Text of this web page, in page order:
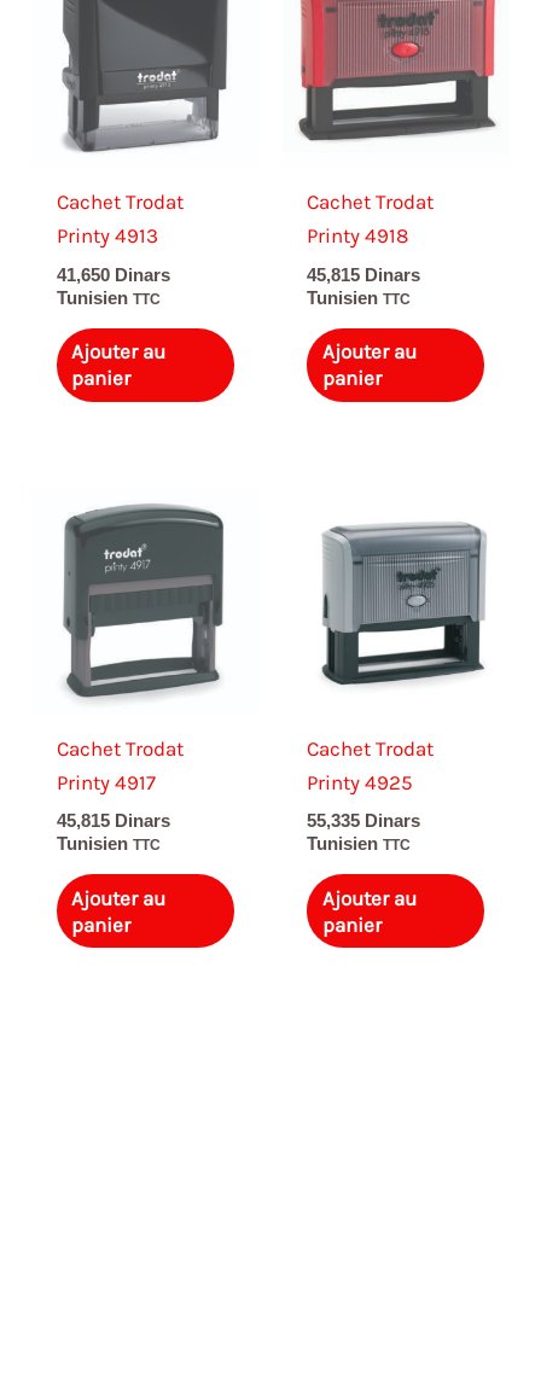
Cachet Trodat
Printy 4913
41,650 Dinars
Tunisien TTC
Ajouter au
panier
Cachet Trodat
Printy 4918
45,815 Dinars
Tunisien TTC
Ajouter au
panier
Cachet Trodat
Printy 4917
45,815 Dinars
Tunisien TTC
Ajouter au
panier
Cachet Trodat
Printy 4925
55,335 Dinars
Tunisien TTC
Ajouter au
panier